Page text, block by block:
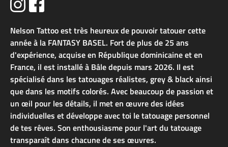
Nelson Tattoo est très heureux de pouvoir tatouer cette
année à la FANTASY BASEL. Fort de plus de 25 ans
d'expérience, acquise en République dominicaine et en
France, il est installé à Bâle depuis mars 2026. Il est
spécialisé dans les tatouages réalistes, grey & black ainsi
que dans les motifs colorés. Avec beaucoup de passion et
un œil pour les détails, il met en œuvre des idées
individuelles et développe avec toi le tatouage personnel
de tes rêves. Son enthousiasme pour l'art du tatouage
transparaît dans chacune de ses œuvres.